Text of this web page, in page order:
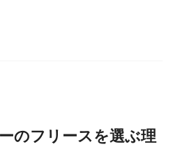
のフリースを選ぶ理